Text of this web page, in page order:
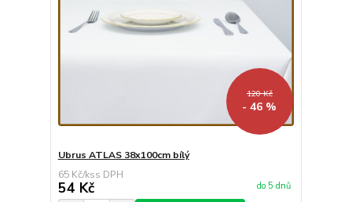
120 Kč
- 46 %
Ubrus ATLAS 38x100cm bílý
65 Kč/ks
54 Kč do 5 dnů